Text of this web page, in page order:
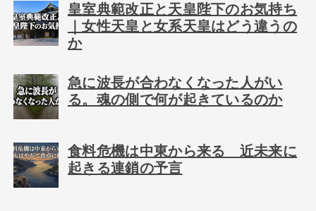
皇室典範改正と天皇陛下のお気持ち
｜女性天皇と女系天皇はどう違うの
か
急に波長が合わなくなった人がい
る。魂の側で何が起きているのか
食料危機は中東から来る 近未来に
起きる連鎖の予言